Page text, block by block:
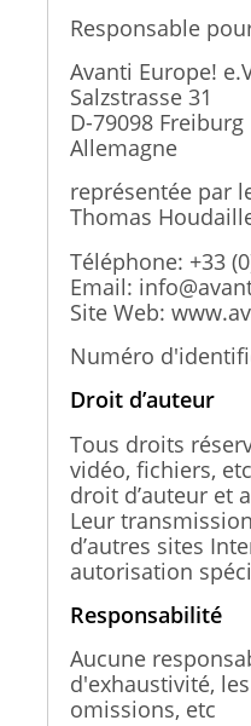
Responsable
Avanti Europe!
Salzstrasse 31
D-79098 Freiburg
Allemagne
représentée par
Thomas
Téléphone: +33
Email:
Site Web:
Numéro
Droit d’auteur
Tous droits
vidéo, fichiers,
droit d’auteur et
Leur
d’autres sites
autorisation
Responsabilité
Aucune
d'exhaustivité,
omissions, etc